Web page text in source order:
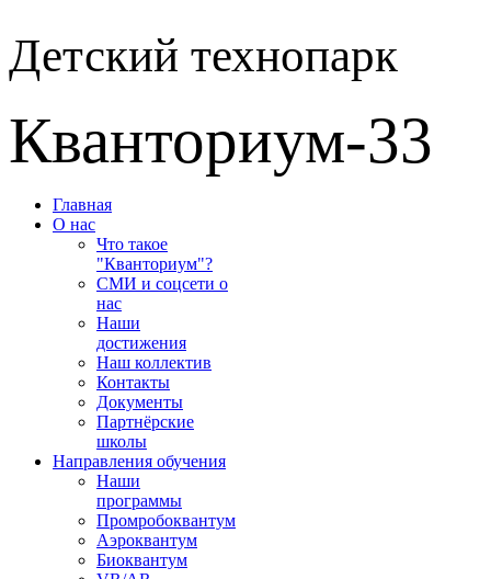
Детский технопарк
Кванториум-33
Главная
О нас
Что такое
"Кванториум"?
СМИ и соцсети о
нас
Наши
достижения
Наш коллектив
Контакты
Документы
Партнёрские
школы
Направления обучения
Наши
программы
Промробоквантум
Аэроквантум
Биоквантум